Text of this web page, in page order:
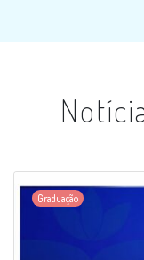
Graduação